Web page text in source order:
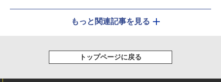
もっと関連記事を見る
トップページに戻る